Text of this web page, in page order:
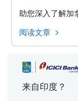
助您深入了解加
阅读文章
来自印度？